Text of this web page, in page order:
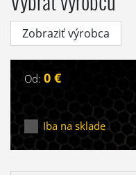
Zobraziť výrobca
Od: 0 €
Iba na sklade